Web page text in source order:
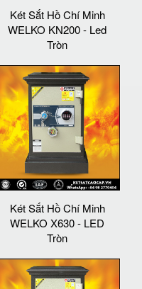
Két Sắt Hồ Chí Minh
WELKO KN200 - Led
Tròn
Két Sắt Hồ Chí Minh
WELKO X630 - LED
Tròn